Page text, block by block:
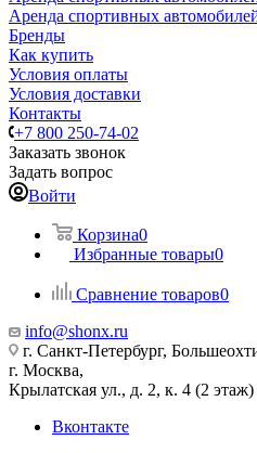
Аренда спортивных
Бренды
Как купить
Условия оплаты
Условия доставки
Контакты
+7 800 250-74-02
Заказать звонок
Задать вопрос
Войти
Корзина0
Избранные товары0
Сравнение товаров0
info@shonx.ru
г. Санкт-Петербург,
г. Москва,
Крылатская ул., д. 2, к. 4 (2 этаж)
Вконтакте